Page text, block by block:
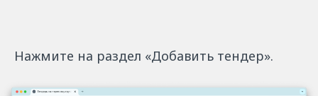
Нажмите на раздел «Добавить тендер».